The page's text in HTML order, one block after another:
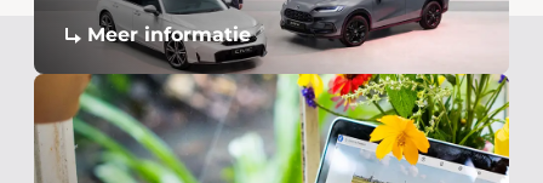
Meer informatie